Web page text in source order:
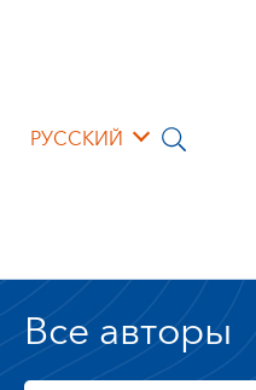
РУССКИЙ
Все авторы